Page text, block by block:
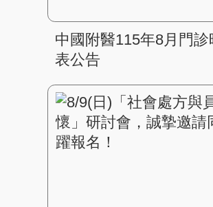
中國附醫115年8月門診
表公告